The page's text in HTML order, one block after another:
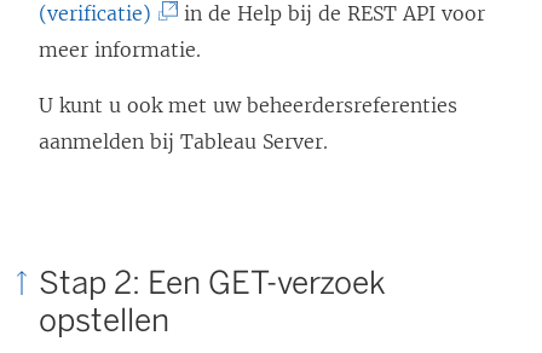
(verificatie)
L
r
t
in de Help bij de REST API voor
meer informatie.
U kunt u ook met uw beheerdersreferenties
aanmelden bij Tableau Server.
Stap 2: Een GET-verzoek
opstellen